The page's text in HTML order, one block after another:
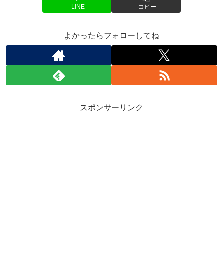
LINE コピー
よかったらフォローしてね
スポンサーリンク